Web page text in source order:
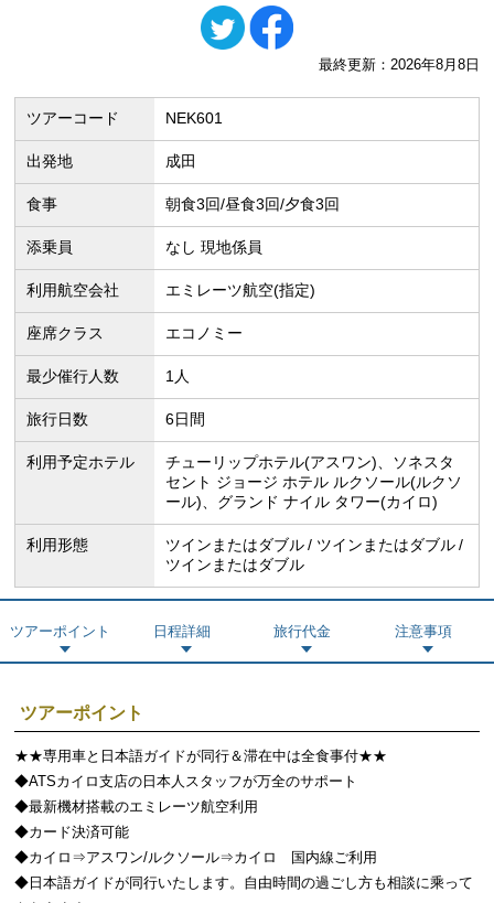
最終更新：2026年8月8日
ツアーコード NEK601
出発地 成田
食事 朝食3回/昼食3回/夕食3回
添乗員 なし 現地係員
利用航空会社 エミレーツ航空(指定)
座席クラス エコノミー
最少催行人数 1人
旅行日数 6日間
利用予定ホテル
チューリップホテル(アスワン)、ソネスタ
セント ジョージ ホテル ルクソール(ルクソ
ール)、グランド ナイル タワー(カイロ)
利用形態 ツインまたはダブル
ツインまたはダブル
ツインまたはダブル
ツアーポイント 日程詳細 旅行代金 注意事項
ツアーポイント
★★専用車と日本語ガイドが同行＆滞在中は全食事付★★
◆ATSカイロ支店の日本人スタッフが万全のサポート
◆最新機材搭載のエミレーツ航空利用
◆カード決済可能
◆カイロ⇒アスワン/ルクソール⇒カイロ 国内線ご利用
◆日本語ガイドが同行いたします。自由時間の過ごし方も相談に乘って